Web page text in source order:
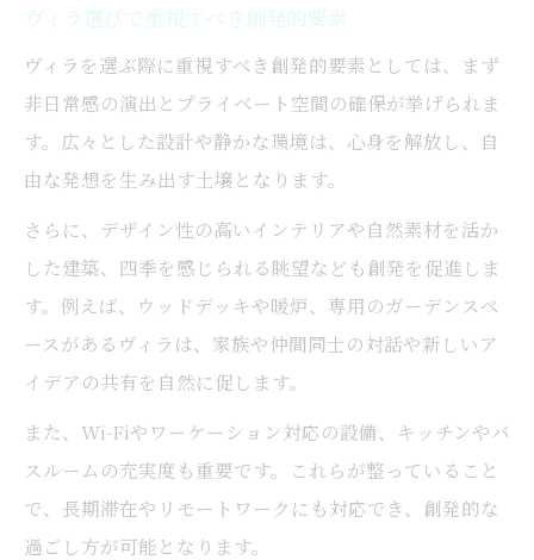
ヴィラ選びで重視すべき創発的要素
ヴィラを選ぶ際に重視すべき創発的要素としては、まず
非日常感の演出とプライベート空間の確保が挙げられま
す。広々とした設計や静かな環境は、心身を解放し、自
由な発想を生み出す土壌となります。
さらに、デザイン性の高いインテリアや自然素材を活か
した建築、四季を感じられる眺望なども創発を促進しま
す。例えば、ウッドデッキや暖炉、専用のガーデンスペ
ースがあるヴィラは、家族や仲間同士の対話や新しいア
イデアの共有を自然に促します。
また、Wi-Fiやワーケーション対応の設備、キッチンやバ
スルームの充実度も重要です。これらが整っていること
で、長期滞在やリモートワークにも対応でき、創発的な
過ごし方が可能となります。